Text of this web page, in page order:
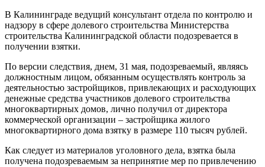
В Калининграде ведущий консультант отдела по контролю и
надзору в сфере долевого строительства Министерства
строительства Калининградской области подозревается в
получении взятки.
По версии следствия, днем, 31 мая, подозреваемый, являясь
должностным лицом, обязанным осуществлять контроль за
деятельностью застройщиков, привлекающих и расходующих
денежные средства участников долевого строительства
многоквартирных домов, лично получил от директора
коммерческой организации – застройщика жилого
многоквартирного дома взятку в размере 110 тысяч рублей.
Как следует из материалов уголовного дела, взятка была
получена подозреваемым за непринятие мер по привлечению